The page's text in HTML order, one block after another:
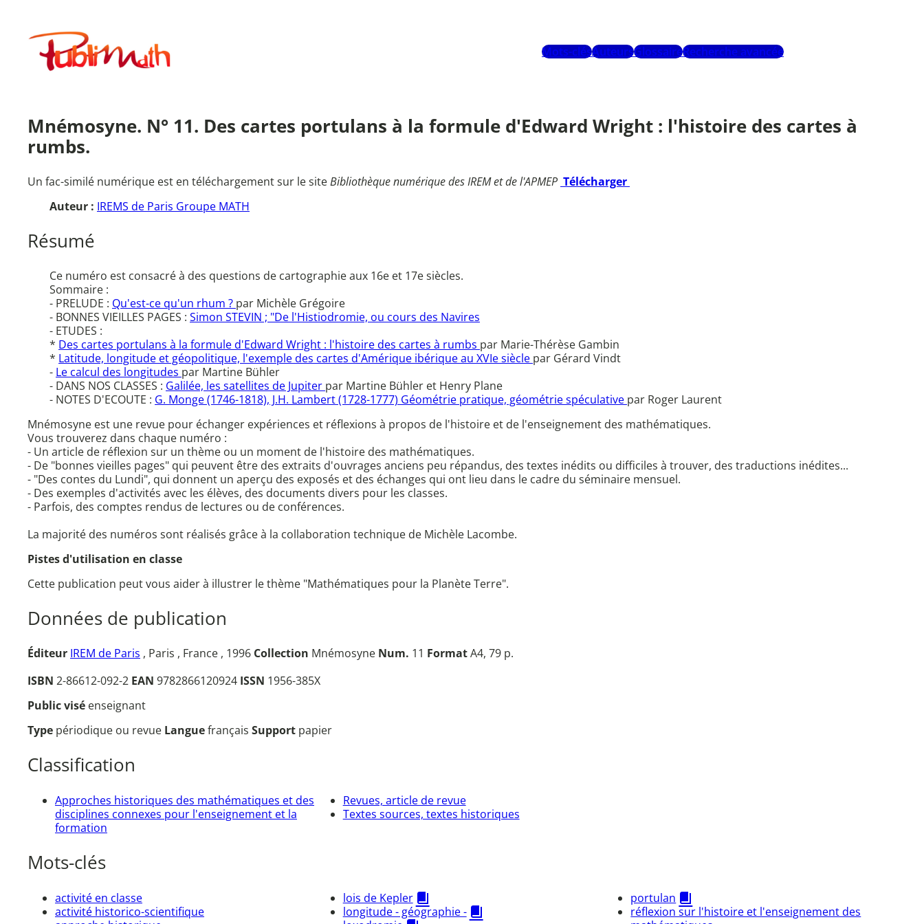
contenuPublimath
Mots-clésAuteursGlossaireRecherche avancée
Mnémosyne. N° 11. Des cartes portulans à la formule d'Edward Wright : l'histoire des cartes à
rumbs.
Un fac-similé numérique est en téléchargement sur le siteBibliothèque numérique des IREM et de l'APMEP Télécharger
Auteur : IREMS de Paris Groupe MATH
Résumé
Ce numéro est consacré à des questions de cartographie aux 16e et 17e siècles.
Sommaire :
- PRELUDE : Qu'est-ce qu'un rhum ? par Michèle Grégoire
- BONNES VIEILLES PAGES : Simon STEVIN ; "De l'Histiodromie, ou cours des Navires
- ETUDES :
* Des cartes portulans à la formule d'Edward Wright : l'histoire des cartes à rumbs par Marie-Thérèse Gambin
* Latitude, longitude et géopolitique, l'exemple des cartes d'Amérique ibérique au XVIe siècle par Gérard Vindt
- Le calcul des longitudes par Martine Bühler
- DANS NOS CLASSES : Galilée, les satellites de Jupiter par Martine Bühler et Henry Plane
- NOTES D'ECOUTE : G. Monge (1746-1818), J.H. Lambert (1728-1777) Géométrie pratique, géométrie spéculative par Roger Laurent
Mnémosyne est une revue pour échanger expériences et réflexions à propos de l'histoire et de l'enseignement des mathématiques.
Vous trouverez dans chaque numéro :
- Un article de réflexion sur un thème ou un moment de l'histoire des mathématiques.
- De "bonnes vieilles pages" qui peuvent être des extraits d'ouvrages anciens peu répandus, des textes inédits ou difficiles à trouver, des traductions inédites...
- "Des contes du Lundi", qui donnent un aperçu des exposés et des échanges qui ont lieu dans le cadre du séminaire mensuel.
- Des exemples d'activités avec les élèves, des documents divers pour les classes.
- Parfois, des comptes rendus de lectures ou de conférences.
La majorité des numéros sont réalisés grâce à la collaboration technique de Michèle Lacombe.
Pistes d'utilisation en classe
Cette publication peut vous aider à illustrer le thème "Mathématiques pour la Planète Terre".
Données de publication
Éditeur IREM de Paris , Paris , France , 1996 Collection Mnémosyne Num. 11 FormatA4, 79 p.
ISBN 2-86612-092-2 EAN 9782866120924 ISSN 1956-385X
Public visé enseignant
Type périodique ou revue Languefrançais Support papier
Classification
Approches historiques des mathématiques et des
disciplines connexes pour l'enseignement et la
formation
Revues, article de revue
Textes sources, textes historiques
Mots-clés
activité en classe
activité historico-scientifique
lois de Kepler
longitude - géographie -
portulan
réflexion sur l'histoire et l'enseignement des